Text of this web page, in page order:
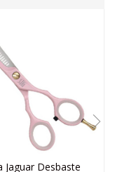
Jaguar Desbaste